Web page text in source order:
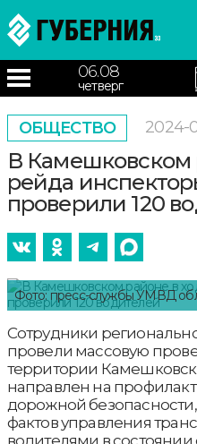
06.08
четверг
ОБЩЕСТВО 2024-
В Камешковском
рейда
проверили 120
Фото: пресс-службы УМВД
Сотрудники
провели массовую
территории
направлен на
дорожной
фактов управления
водителями в состоянии